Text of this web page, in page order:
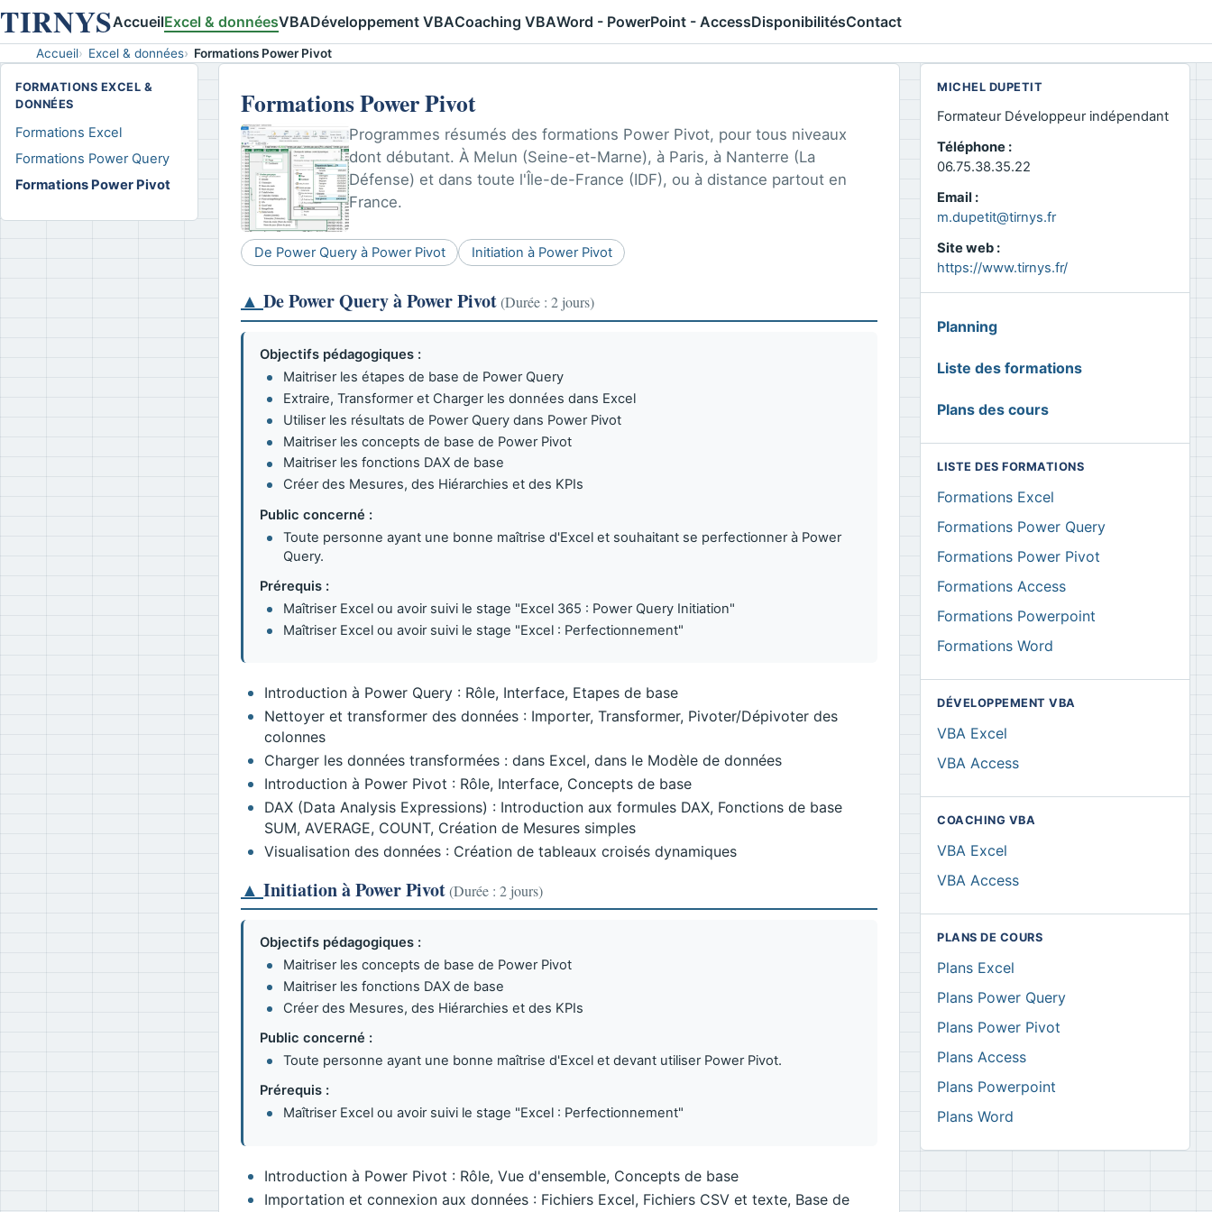
TIRNYSAccueilExcel & donnéesVBADéveloppement VBACoaching VBAWord - PowerPoint - AccessDisponibilitésContact
Accueil Excel & données Formations Power Pivot
FORMATIONS EXCEL &
DONNÉES
Formations Excel
Formations Power Query
Formations Power Pivot
Formations Power Pivot
Programmes résumés des formations Power Pivot, pour tous niveaux
dont débutant. À Melun (Seine-et-Marne), à Paris, à Nanterre (La
Défense) et dans toute l'Île-de-France (IDF), ou à distance partout en
France.
De Power Query à Power Pivot Initiation à Power Pivot
▲ De Power Query à Power Pivot(Durée : 2 jours)
Objectifs pédagogiques :
Maitriser les étapes de base de Power Query
Extraire, Transformer et Charger les données dans Excel
Utiliser les résultats de Power Query dans Power Pivot
Maitriser les concepts de base de Power Pivot
Maitriser les fonctions DAX de base
Créer des Mesures, des Hiérarchies et des KPIs
Public concerné :
Toute personne ayant une bonne maîtrise d'Excel et souhaitant se perfectionner à Power
Query.
Prérequis :
Maîtriser Excel ou avoir suivi le stage "Excel 365 : Power Query Initiation"
Maîtriser Excel ou avoir suivi le stage "Excel : Perfectionnement"
Introduction à Power Query : Rôle, Interface, Etapes de base
Nettoyer et transformer des données : Importer, Transformer, Pivoter/Dépivoter des
colonnes
Charger les données transformées : dans Excel, dans le Modèle de données
Introduction à Power Pivot : Rôle, Interface, Concepts de base
DAX (Data Analysis Expressions) : Introduction aux formules DAX, Fonctions de base
SUM, AVERAGE, COUNT, Création de Mesures simples
Visualisation des données : Création de tableaux croisés dynamiques
▲ Initiation à Power Pivot(Durée : 2 jours)
Objectifs pédagogiques :
Maitriser les concepts de base de Power Pivot
Maitriser les fonctions DAX de base
Créer des Mesures, des Hiérarchies et des KPIs
Public concerné :
Toute personne ayant une bonne maîtrise d'Excel et devant utiliser Power Pivot.
Prérequis :
Maîtriser Excel ou avoir suivi le stage "Excel : Perfectionnement"
Introduction à Power Pivot : Rôle, Vue d'ensemble, Concepts de base
Importation et connexion aux données : Fichiers Excel, Fichiers CSV et texte, Base de
MICHEL DUPETIT
Formateur Développeur indépendant
Téléphone :
06.75.38.35.22
Email :
m.dupetit@tirnys.fr
Site web :
https://www.tirnys.fr/
GLOBAL
Planning
Liste des formations
Plans des cours
LISTE DES FORMATIONS
Formations Excel
Formations Power Query
Formations Power Pivot
Formations Access
Formations Powerpoint
Formations Word
DÉVELOPPEMENT VBA
VBA Excel
VBA Access
COACHING VBA
VBA Excel
VBA Access
PLANS DE COURS
Plans Excel
Plans Power Query
Plans Power Pivot
Plans Access
Plans Powerpoint
Plans Word